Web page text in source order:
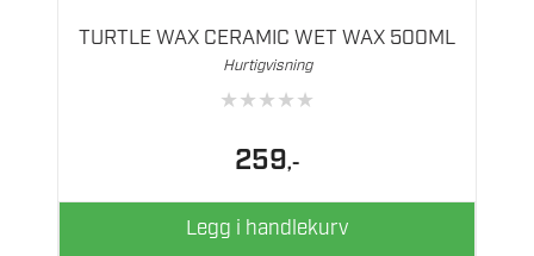
TURTLE WAX CERAMIC WET WAX 500ML
Hurtigvisning
★★★★★
259,-
Legg i handlekurv